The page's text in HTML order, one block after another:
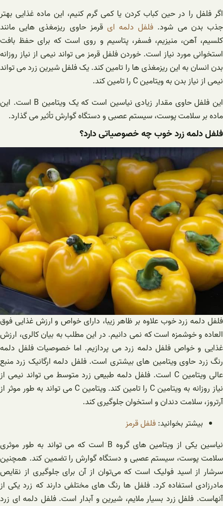
اگر فلفل را در حین کباب کردن یا کمی گرم کنیم، این ماده غذایی بهتر
جذب بدن می شود. فلفل دلمه ای قرمز حاوی ریزمغذی هایی مانند
کلسیم، آهن، منیزیم، فسفر، پتاسیم و روی است که برای حفظ بافت
استخوانی مورد نیاز است. خوردن فلفل قرمز می تواند نیمی از نیاز روزانه
بدن انسان به این ریزمغذی ها را تامین کند. یک فلفل شیرین زرد می تواند
نیمی از نیاز بدن به ویتامین C را تامین کند.
این فلفل حاوی مقدار زیادی نیاسین است که یک ویتامین B است. این
ماده بر سلامت پوست، سیستم عصبی و دستگاه گوارش تأثیر می گذارد.
فلفل دلمه زرد خوب چه خصوصیاتی دارد؟
فلفل دلمه زرد خوب علاوه بر ظاهر زیبا، دارای خواص و ارزش غذایی فوق
العاده و خوشمزه است که نمی دانیم. در این مطلب به بیان کالری، ارزش
غذایی و خواص فلفل دلمه زرد می پردازیم. اما خصوصیات فلفل دلمه
رنگ زرد حاوی ویتامین های بیشتری است. فلفل دلمه ارگانیک زرد منبع
عالی ویتامین C است. فلفل دلمه طبیعی زرد متوسط ​​می تواند نیمی از
نیاز روزانه به ویتامین C را تامین کند. ویتامین C می تواند به طور موثر از
آرتروز، سلامت دندان و استخوان جلوگیری کند.
بیشتر بخوانید:فلفل قرمز
نیاسین یکی از ویتامین های گروه B است که می تواند به طور موثری
سلامت پوست، سیستم عصبی و دستگاه گوارش را تضمین کند. همچنین
سرشار از اسید فولیک است که می‌توان از آن برای جلوگیری از نقایص
مادرزادی استفاده کرد. فلفل ها رنگ های مختلفی دارند که زرد یکی از
آنهاست. فلفل زرد بسیار ملایم، شیرین و آبدار است. فلفل دلمه ای زرد